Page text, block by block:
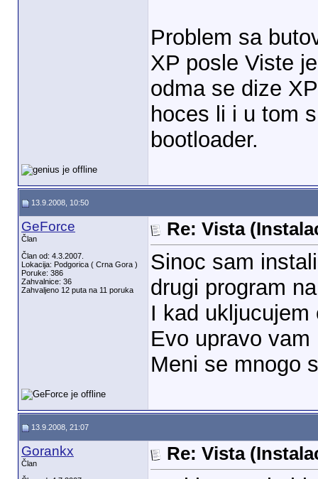
Problem sa
XP posle Viste
odma se dize
hoces li i u tom
bootloader.
13.9.2008, 10:50
GeForce
Član
Član od: 4.3.2007.
Lokacija: Podgorica ( Crna Gora )
Poruke: 386
Zahvalnice: 36
Zahvaljeno 12 puta na 11 poruka
Re: Vista
Sinoc sam
drugi program
I kad
Evo upravo
Meni se mnogo
13.9.2008, 21:07
Gorankx
Član
Re: Vista